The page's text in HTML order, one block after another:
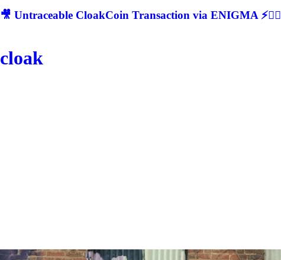
🎥 Untraceable CloakCoin Transaction via ENIGMA ⚡🕵‍♂
cloak